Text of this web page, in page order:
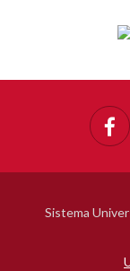
Sistema